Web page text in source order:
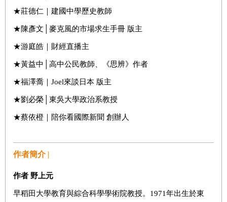
★莊德仁｜建國中學歷史教師
★陳彥文│麥克風的市場求生手冊 版主
★游庭皓｜財經直播主
★黃益中│高中公民教師、《思辨》作者
★福澤喬｜Joel來談日本 版主
★劉必榮│東吳大學政治系教授
★蔡依橙｜陪你看國際新聞 創辦人
作者簡介 |
作者 野上元
早稻田大學教育與綜合科學學術院教授。1971年出生於東